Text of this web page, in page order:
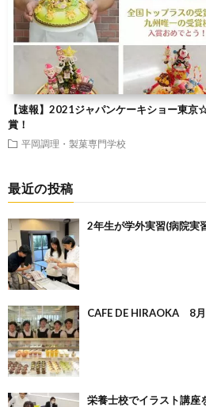
【速報】2021ジャパンケーキショー東
賞！
平岡調理・製菓専門学校
最近の投稿
2年生が学外実習(病院実
CAFE DE HIRAOKA 8月
栄養士校でイラスト講座